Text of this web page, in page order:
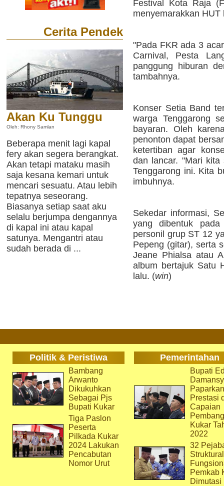
Cerita Pendek
Akan Ku Tunggu
Oleh: Rhony Samlan
Beberapa menit lagi kapal
fery akan segera berangkat.
Akan tetapi mataku masih
saja kesana kemari untuk
mencari sesuatu. Atau lebih
tepatnya seseorang.
Biasanya setiap saat aku
selalu berjumpa dengannya
di kapal ini atau kapal
satunya. Mengantri atau
sudah berada di ...
Festival Kota Raja
menyemarakkan HUT
"Pada FKR ada 3
Carnival, Pesta
panggung hiburan
tambahnya.
Konser Setia Band
warga Tenggarong
bayaran. Oleh
penonton dapat
ketertiban agar
dan lancar. "Mari
Tenggarong ini. Kita
imbuhnya.
Sekedar informasi,
yang dibentuk
personil grup ST 12
Pepeng (gitar), serta
Jeane Phialsa atau
album bertajuk Satu
lalu. (win)
Politik & Peristiwa Pemerintahan
Bambang
Arwanto
Dikukuhkan
Sebagai Pjs
Bupati Kukar
Tiga Paslon
Peserta
Pilkada Kukar
2024 Lakukan
Pencabutan
Nomor Urut
Bupati
Paparkan
Prestasi
Capaian
Kukar
2022
32
Pemkab
Dimutasi